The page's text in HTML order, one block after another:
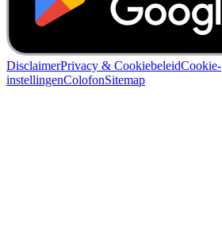
DisclaimerPrivacy & CookiebeleidCookie-
instellingenColofonSitemap